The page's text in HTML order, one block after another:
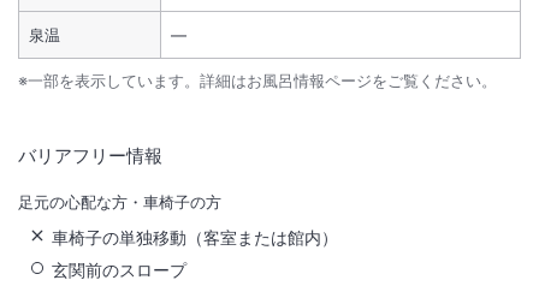
泉温 ―
※一部を表示しています。詳細はお風呂情報ページをご覧ください。
バリアフリー情報
足元の心配な方・車椅子の方
車椅子の単独移動（客室または館内）
玄関前のスロープ